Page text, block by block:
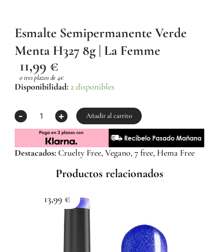
Esmalte Semipermanente Verde
Menta H327 8g | La Femme
11,99 €
o tres plazos de 4€
Disponibilidad: 2 disponibles
-
Esmalte
Menta
H327
La
+ Añadir al carrito
Destacados: Cruelty Free, Vegano, 7 free, Hema Free
Productos relacionados
13,99 €